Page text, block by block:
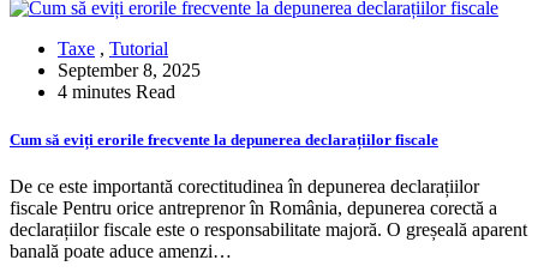
Taxe , Tutorial
September 8, 2025
4 minutes Read
Cum să eviți erorile frecvente la depunerea declarațiilor fiscale
De ce este importantă corectitudinea în depunerea declarațiilor
fiscale Pentru orice antreprenor în România, depunerea corectă a
declarațiilor fiscale este o responsabilitate majoră. O greșeală aparent
banală poate aduce amenzi…